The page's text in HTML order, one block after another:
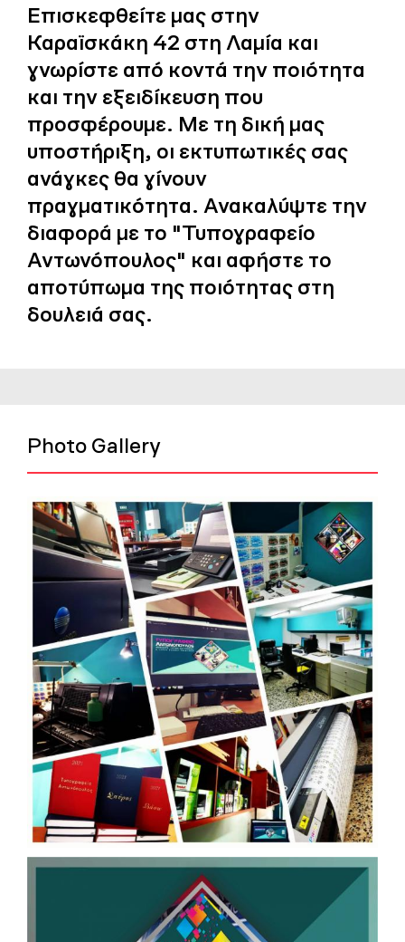
Επισκεφθείτε μας στην
Καραϊσκάκη 42 στη Λαμία και
γνωρίστε από κοντά την ποιότητα
και την εξειδίκευση που
προσφέρουμε. Με τη δική μας
υποστήριξη, οι εκτυπωτικές σας
ανάγκες θα γίνουν
πραγματικότητα. Ανακαλύψτε την
διαφορά με το "Τυπογραφείο
Αντωνόπουλος" και αφήστε το
αποτύπωμα της ποιότητας στη
δουλειά σας.
Photo Gallery